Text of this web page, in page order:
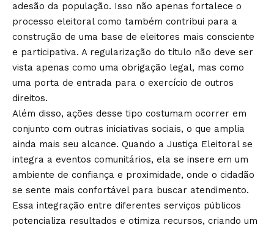
adesão da população. Isso não apenas fortalece o
processo eleitoral como também contribui para a
construção de uma base de eleitores mais consciente
e participativa. A regularização do título não deve ser
vista apenas como uma obrigação legal, mas como
uma porta de entrada para o exercício de outros
direitos.
Além disso, ações desse tipo costumam ocorrer em
conjunto com outras iniciativas sociais, o que amplia
ainda mais seu alcance. Quando a Justiça Eleitoral se
integra a eventos comunitários, ela se insere em um
ambiente de confiança e proximidade, onde o cidadão
se sente mais confortável para buscar atendimento.
Essa integração entre diferentes serviços públicos
potencializa resultados e otimiza recursos, criando um